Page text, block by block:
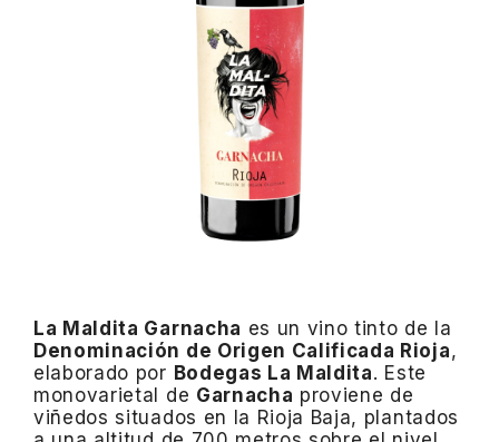
La Maldita Garnacha es un vino tinto de la
Denominación de Origen Calificada Rioja,
elaborado por Bodegas La Maldita. Este
monovarietal de Garnacha proviene de
viñedos situados en la Rioja Baja, plantados